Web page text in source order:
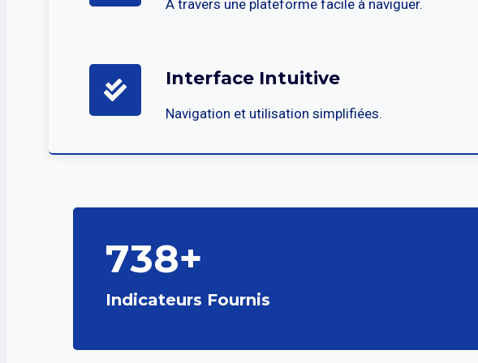
A travers une plateforme facile à naviguer.
Interface Intuitive
Navigation et utilisation simplifiées.
738+
Indicateurs Fournis